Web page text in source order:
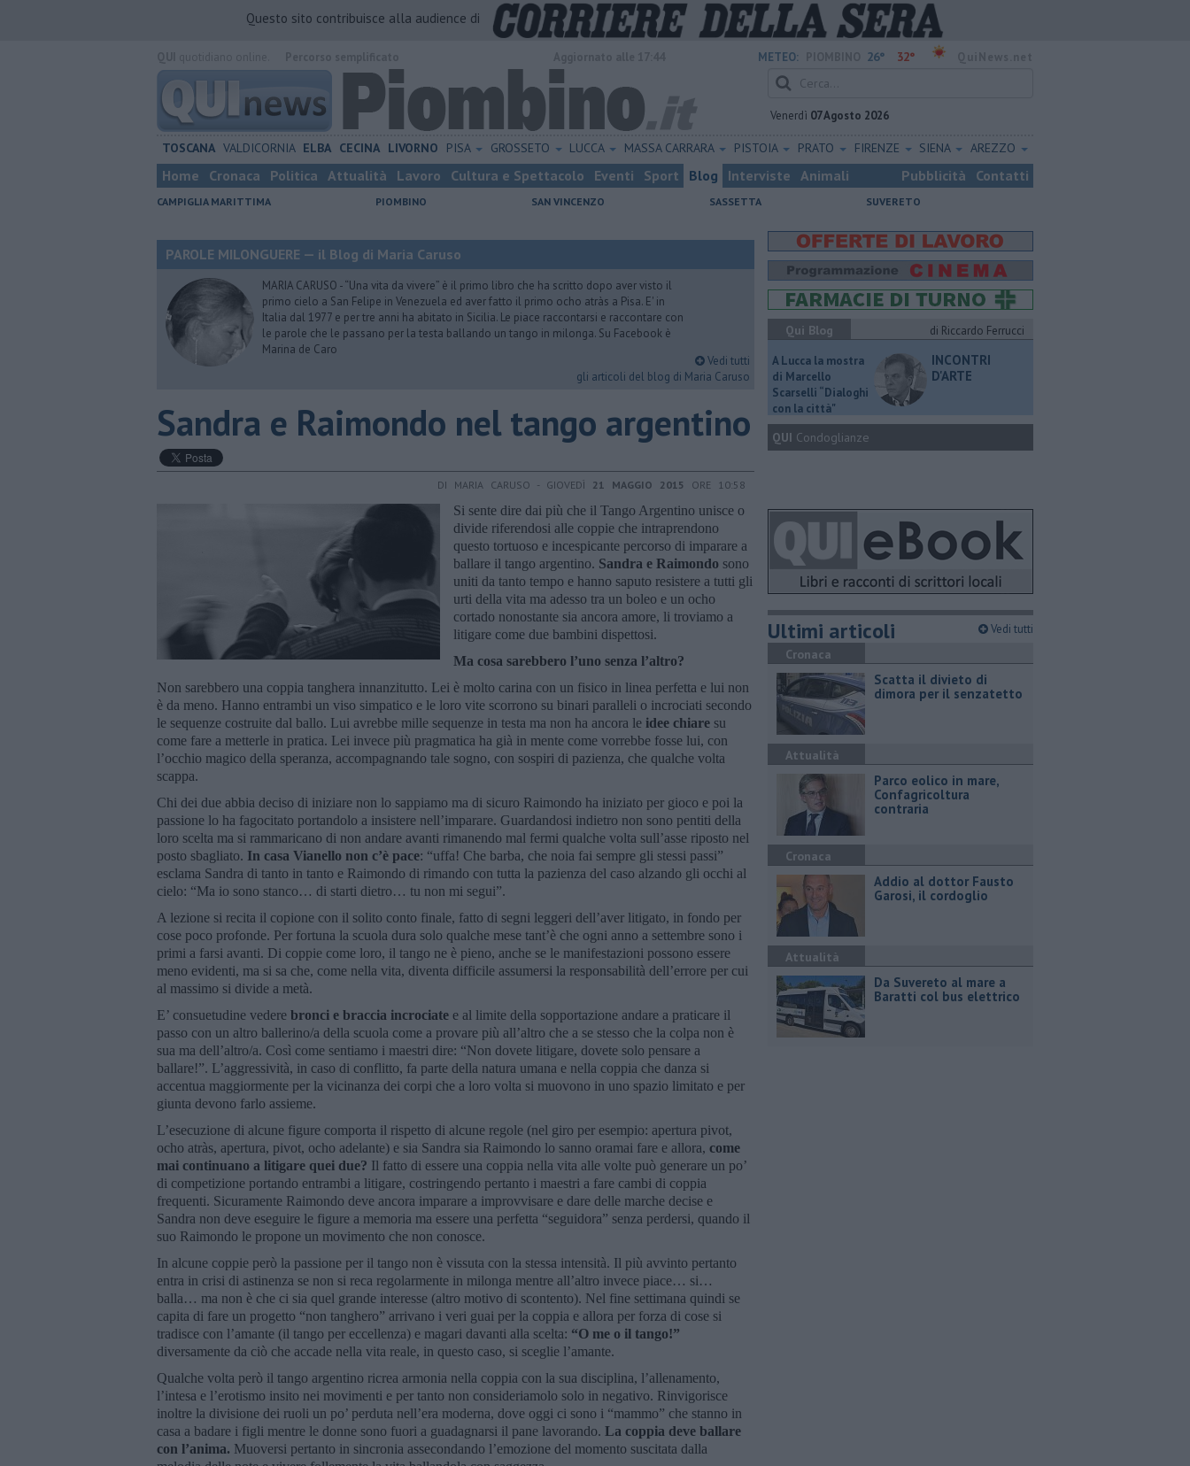
Questo sito contribuisce alla audience di
METEO: 26° 32°
Venerdì 07 Agosto 2026
TOSCANA VALDICORNIA ELBA CECINA LIVORNO PISA GROSSETO LUCCA MASSA CARRARA PISTOIA PRATO FIRENZE SIENA AREZZO
Home Cronaca Politica Attualità Lavoro Cultura e Spettacolo Eventi Sport Blog Interviste Animali Pubblicità Contatti
CAMPIGLIA MARITTIMA PIOMBINO SAN VINCENZO SASSETTA SUVERETO
PAROLE MILONGUERE — il Blog di Maria Caruso
MARIA CARUSO - “Una vita da vivere” è il primo libro che ha scritto dopo aver visto il
primo cielo a San Felipe in Venezuela ed aver fatto il primo ocho atràs a Pisa. E' in
Italia dal 1977 e per tre anni ha abitato in Sicilia. Le piace raccontarsi e raccontare con
le parole che le passano per la testa ballando un tango in milonga. Su Facebook è
Marina de Caro
Vedi tutti
gli articoli del blog di Maria Caruso
Sandra e Raimondo nel tango argentino
DI MARIA CARUSO - GIOVEDÌ 21 MAGGIO 2015 ORE 10:58
Si sente dire dai più che il Tango Argentino unisce o
divide riferendosi alle coppie che intraprendono
questo tortuoso e incespicante percorso di imparare a
ballare il tango argentino. Sandra e Raimondo sono
uniti da tanto tempo e hanno saputo resistere a tutti gli
urti della vita ma adesso tra un boleo e un ocho
cortado nonostante sia ancora amore, li troviamo a
litigare come due bambini dispettosi.
Ma cosa sarebbero l’uno senza l’altro?
Non sarebbero una coppia tanghera innanzitutto. Lei è molto carina con un fisico in linea perfetta e lui non
è da meno. Hanno entrambi un viso simpatico e le loro vite scorrono su binari paralleli o incrociati secondo
le sequenze costruite dal ballo. Lui avrebbe mille sequenze in testa ma non ha ancora le idee chiare su
come fare a metterle in pratica. Lei invece più pragmatica ha già in mente come vorrebbe fosse lui, con
l’occhio magico della speranza, accompagnando tale sogno, con sospiri di pazienza, che qualche volta
scappa.
Chi dei due abbia deciso di iniziare non lo sappiamo ma di sicuro Raimondo ha iniziato per gioco e poi la
passione lo ha fagocitato portandolo a insistere nell’imparare. Guardandosi indietro non sono pentiti della
loro scelta ma si rammaricano di non andare avanti rimanendo mal fermi qualche volta sull’asse riposto nel
posto sbagliato. In casa Vianello non c’è pace: “uffa! Che barba, che noia fai sempre gli stessi passi”
esclama Sandra di tanto in tanto e Raimondo di rimando con tutta la pazienza del caso alzando gli occhi al
cielo: “Ma io sono stanco… di starti dietro… tu non mi segui”.
A lezione si recita il copione con il solito conto finale, fatto di segni leggeri dell’aver litigato, in fondo per
cose poco profonde. Per fortuna la scuola dura solo qualche mese tant’è che ogni anno a settembre sono i
primi a farsi avanti. Di coppie come loro, il tango ne è pieno, anche se le manifestazioni possono essere
meno evidenti, ma si sa che, come nella vita, diventa difficile assumersi la responsabilità dell’errore per cui
al massimo si divide a metà.
E’ consuetudine vedere bronci e braccia incrociate e al limite della sopportazione andare a praticare il
passo con un altro ballerino/a della scuola come a provare più all’altro che a se stesso che la colpa non è
sua ma dell’altro/a. Così come sentiamo i maestri dire: “Non dovete litigare, dovete solo pensare a
ballare!”. L’aggressività, in caso di conflitto, fa parte della natura umana e nella coppia che danza si
accentua maggiormente per la vicinanza dei corpi che a loro volta si muovono in uno spazio limitato e per
giunta devono farlo assieme.
L’esecuzione di alcune figure comporta il rispetto di alcune regole (nel giro per esempio: apertura pivot,
ocho atràs, apertura, pivot, ocho adelante) e sia Sandra sia Raimondo lo sanno oramai fare e allora, come
mai continuano a litigare quei due? Il fatto di essere una coppia nella vita alle volte può generare un po’
di competizione portando entrambi a litigare, costringendo pertanto i maestri a fare cambi di coppia
frequenti. Sicuramente Raimondo deve ancora imparare a improvvisare e dare delle marche decise e
Sandra non deve eseguire le figure a memoria ma essere una perfetta “seguidora” senza perdersi, quando il
suo Raimondo le propone un movimento che non conosce.
In alcune coppie però la passione per il tango non è vissuta con la stessa intensità. Il più avvinto pertanto
entra in crisi di astinenza se non si reca regolarmente in milonga mentre all’altro invece piace… si…
balla… ma non è che ci sia quel grande interesse (altro motivo di scontento). Nel fine settimana quindi se
capita di fare un progetto “non tanghero” arrivano i veri guai per la coppia e allora per forza di cose si
tradisce con l’amante (il tango per eccellenza) e magari davanti alla scelta: “O me o il tango!”
diversamente da ciò che accade nella vita reale, in questo caso, si sceglie l’amante.
Qualche volta però il tango argentino ricrea armonia nella coppia con la sua disciplina, l’allenamento,
l’intesa e l’erotismo insito nei movimenti e per tanto non consideriamolo solo in negativo. Rinvigorisce
inoltre la divisione dei ruoli un po’ perduta nell’era moderna, dove oggi ci sono i “mammo” che stanno in
casa a badare i figli mentre le donne sono fuori a guadagnarsi il pane lavorando. La coppia deve ballare
con l’anima. Muoversi pertanto in sincronia assecondando l’emozione del momento suscitata dalla
Qui Blog
di Riccardo Ferrucci
A Lucca la mostra
di Marcello
Scarselli “Dialoghi
con la città"
INCONTRI
D'ARTE
QUI Condoglianze
Ultimi articoli Vedi tutti
Cronaca
Scatta il divieto di
dimora per il senzatetto
Attualità
Parco eolico in mare,
Confagricoltura
contraria
Cronaca
Addio al dottor Fausto
Garosi, il cordoglio
Attualità
Da Suvereto al mare a
Baratti col bus elettrico